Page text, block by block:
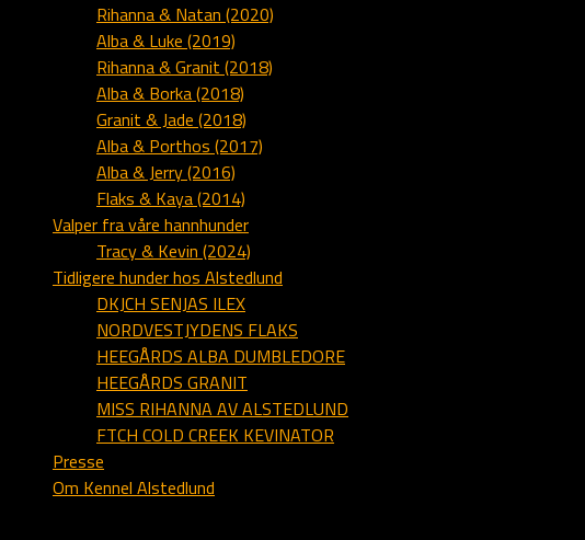
Rihanna & Natan (2020)
Alba & Luke (2019)
Rihanna & Granit (2018)
Alba & Borka (2018)
Granit & Jade (2018)
Alba & Porthos (2017)
Alba & Jerry (2016)
Flaks & Kaya (2014)
Valper fra våre hannhunder
Tracy & Kevin (2024)
Tidligere hunder hos Alstedlund
DKJCH SENJAS ILEX
NORDVESTJYDENS FLAKS
HEEGÅRDS ALBA DUMBLEDORE
HEEGÅRDS GRANIT
MISS RIHANNA AV ALSTEDLUND
FTCH COLD CREEK KEVINATOR
Presse
Om Kennel Alstedlund